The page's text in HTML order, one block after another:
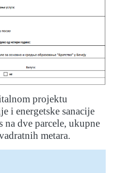
projektu
i energetske sanacije
dve parcele, ukupne
metara.